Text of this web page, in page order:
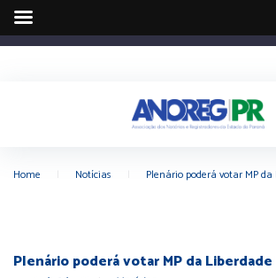
Home Notícias Plenário poderá votar MP
Plenário poderá votar MP da